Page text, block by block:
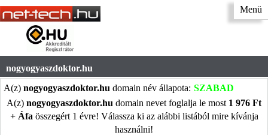
Menü
nogyogyaszdoktor.hu
A(z) nogyogyaszdoktor.hu domain név állapota: SZABAD
A(z) nogyogyaszdoktor.hu domain nevet foglalja le most 1 976 Ft
+ Áfa összegért 1 évre! Válassza ki az alábbi listából mire kívánja
használni!